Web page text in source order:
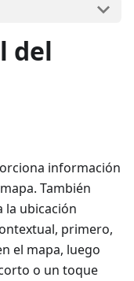
del
información
También
la ubicación
primero,
el mapa, luego
o un toque